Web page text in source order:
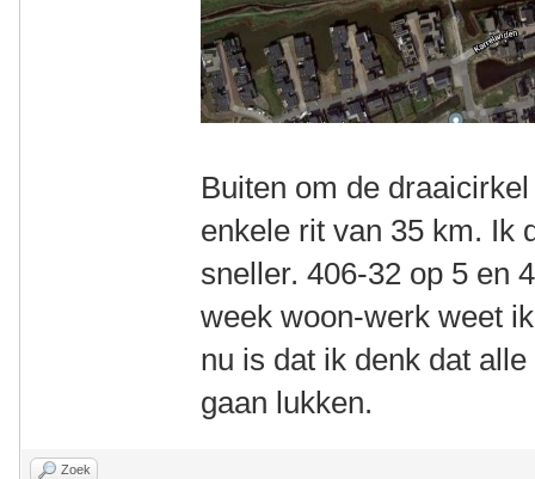
Buiten om de
enkele rit van 35 km. Ik
sneller. 406-32 op 5 en
week woon-werk weet
nu is dat ik denk dat
gaan lukken.
Zoek